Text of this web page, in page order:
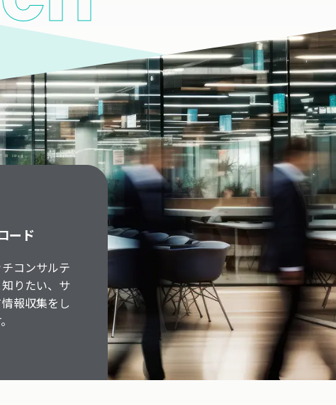
ード
コンサルテ
りたい、サ
報収集をし